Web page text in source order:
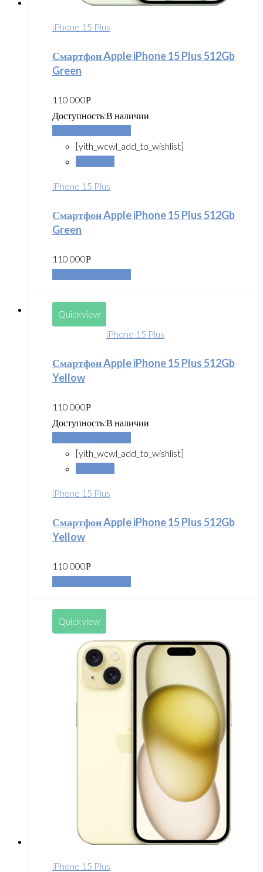
iPhone 15 Plus
Смартфон Apple iPhone 15 Plus 512Gb
Green
110 000Р
Доступность:В наличии
[yith_wcwl_add_to_wishlist]
iPhone 15 Plus
Смартфон Apple iPhone 15 Plus 512Gb
Green
110 000Р
Quickview
iPhone 15 Plus
Смартфон Apple iPhone 15 Plus 512Gb
Yellow
110 000Р
Доступность:В наличии
[yith_wcwl_add_to_wishlist]
iPhone 15 Plus
Смартфон Apple iPhone 15 Plus 512Gb
Yellow
110 000Р
Quickview
iPhone 15 Plus